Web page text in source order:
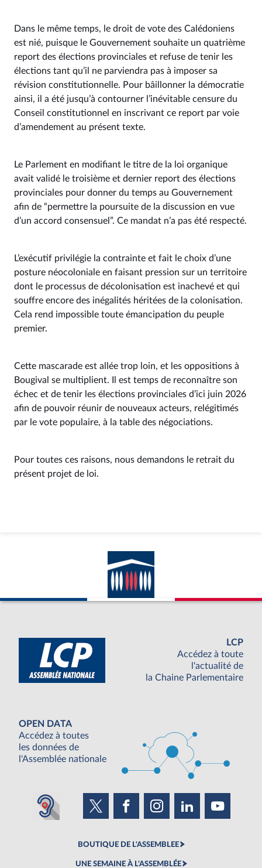
Dans le même temps, le droit de vote des Calédoniens
est nié, puisque le Gouvernement souhaite un quatrième
report des élections provinciales et refuse de tenir les
élections tant qu’il ne parviendra pas à imposer sa
révision constitutionnelle. Pour bâillonner la démocratie
ainsi, il a été jusqu’à contourner l’inévitable censure du
Conseil constitutionnel en inscrivant ce report par voie
d’amendement au présent texte.
Le Parlement en modifiant le titre de la loi organique
avait validé le troisième et dernier report des élections
provinciales pour donner du temps au Gouvernement
afin de “permettre la poursuite de la discussion en vue
d’un accord consensuel”. Ce mandat n’a pas été respecté.
L’exécutif privilégie la contrainte et fait le choix d’une
posture néocoloniale en faisant pression sur un territoire
dont le processus de décolonisation est inachevé et qui
souffre encore des inégalités héritées de la colonisation.
Cela rend impossible toute émancipation du peuple
premier.
Cette mascarade est allée trop loin, et les oppositions à
Bougival se multiplient. Il est temps de reconnaître son
échec et de tenir les élections provinciales d’ici juin 2026
afin de pouvoir réunir de nouveaux acteurs, relégitimés
par le vote populaire, à la table des négociations.
Pour toutes ces raisons, nous demandons le retrait du
présent projet de loi.
LCP
Accédez à toute
l'actualité de
la Chaine Parlementaire
OPEN DATA
Accédez à toutes
les données de
l'Assemblée nationale
BOUTIQUE DE L'ASSEMBLEE
UNE SEMAINE À L'ASSEMBLÉE